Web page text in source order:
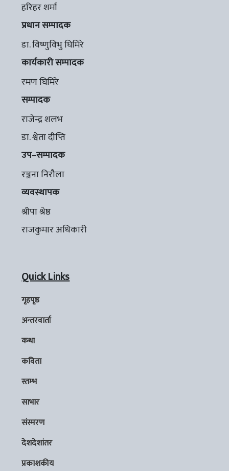
हरिहर शर्मा
प्रधान सम्पादक
डा. विष्णुविभु घिमिरे
कार्यकारी सम्पादक
रमण घिमिरे
सम्पादक
राजेन्द्र शलभ
डा. श्वेता दीप्ति
उप–सम्पादक
रञ्जना निरौला
व्यवस्थापक
श्रीपा श्रेष्ठ
राजकुमार अधिकारी
Quick Links
गृहपृष्ठ
अन्तरवार्ता
कथा
कविता
स्तम्भ
साभार
संस्मरण
देशदेशांतर
प्रकाशकीय